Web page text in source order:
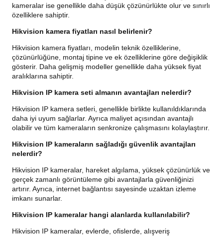
kameralar ise genellikle daha düşük çözünürlükte olur ve sınırlı
özelliklere sahiptir.
Hikvision kamera fiyatları nasıl belirlenir?
Hikvision kamera fiyatları, modelin teknik özelliklerine,
çözünürlüğüne, montaj tipine ve ek özelliklerine göre değişiklik
gösterir. Daha gelişmiş modeller genellikle daha yüksek fiyat
aralıklarına sahiptir.
Hikvision IP kamera seti almanın avantajları nelerdir?
Hikvision IP kamera setleri, genellikle birlikte kullanıldıklarında
daha iyi uyum sağlarlar. Ayrıca maliyet açısından avantajlı
olabilir ve tüm kameraların senkronize çalışmasını kolaylaştırır.
Hikvision IP kameraların sağladığı güvenlik avantajları
nelerdir?
Hikvision IP kameralar, hareket algılama, yüksek çözünürlük ve
gerçek zamanlı görüntüleme gibi avantajlarla güvenliğinizi
artırır. Ayrıca, internet bağlantısı sayesinde uzaktan izleme
imkanı sunarlar.
Hikvision IP kameralar hangi alanlarda kullanılabilir?
Hikvision IP kameralar, evlerde, ofislerde, alışveriş